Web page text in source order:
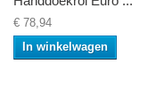
€ 78,94
In winkelwagen